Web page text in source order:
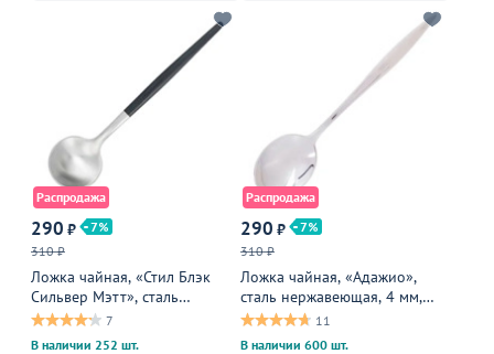
Распродажа
290 ₽
7
310 ₽
Ложка чайная, «Стил Блэк
Сильвер Мэтт», сталь
нержавеющая, 3 см, черный,
серебристый
7
В наличии 252 шт.
Распродажа
290 ₽
7
310 ₽
Ложка чайная, «Адажио»,
сталь нержавеющая, 4 мм,
металлическая
11
В наличии 600 шт.